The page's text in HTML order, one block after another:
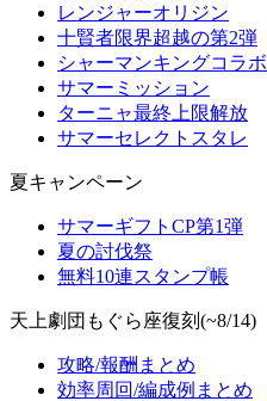
レンジャーオリジン
十賢者限界超越の第2弾
シャーマンキングコラボ
サマーミッション
ターニャ最終上限解放
サマーセレクトスタレ
夏キャンペーン
サマーギフトCP第1弾
夏の討伐祭
無料10連スタンプ帳
天上劇団もぐら座復刻(~8/14)
攻略/報酬まとめ
効率周回/編成例まとめ